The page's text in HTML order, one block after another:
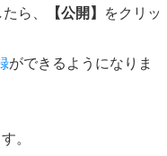
ら、 【公開】 をクリッ
ができるようになりま
。